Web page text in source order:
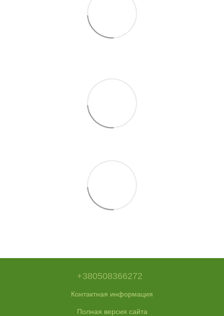
+380508366272
Контактная информация
Полная версия сайта